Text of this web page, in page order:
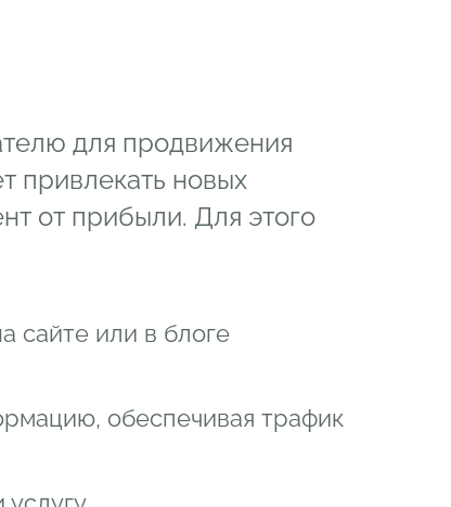
для продвижения
привлекать новых
от прибыли. Для этого
сайте или в блоге
обеспечивая трафик